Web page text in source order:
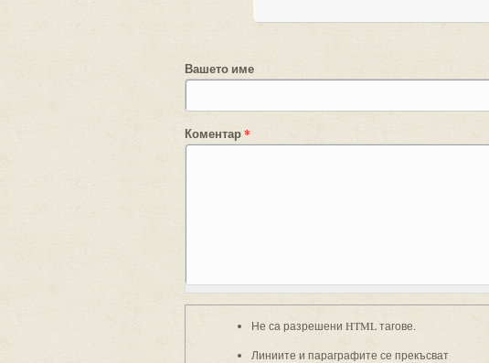
Вашето име
Коментар*
Не са разрешени HTML тагове.
Линиите и параграфите се прекъсват